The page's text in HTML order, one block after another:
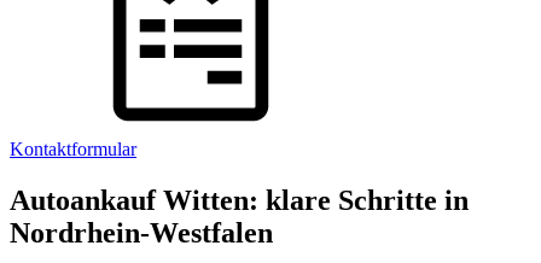
Kontaktformular
Autoankauf Witten: klare Schritte in
Nordrhein-Westfalen